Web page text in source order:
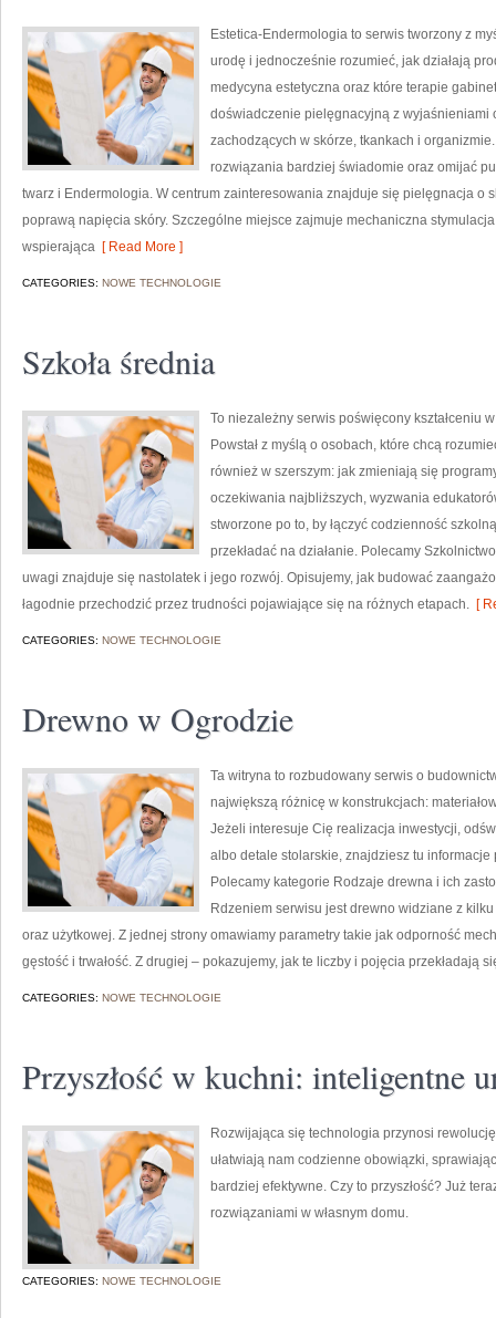
Estetica-Endermologia to serwis tworzony z
urodę i jednocześnie rozumieć, jak działają
medycyna estetyczna oraz które terapie
doświadczenie pielęgnacyjną z wyjaśnieniami
zachodzących w skórze, tkankach i
rozwiązania bardziej świadomie oraz omijać
twarz i Endermologia. W centrum zainteresowania znajduje się pielęgnacja o
poprawą napięcia skóry. Szczególne miejsce zajmuje mechaniczna
wspierająca [ Read More ]
CATEGORIES: NOWE TECHNOLOGIE
Szkoła średnia
To niezależny serwis poświęcony kształceniu
Powstał z myślą o osobach, które chcą
również w szerszym: jak zmieniają się
oczekiwania najbliższych, wyzwania
stworzone po to, by łączyć codzienność
przekładać na działanie. Polecamy
uwagi znajduje się nastolatek i jego rozwój. Opisujemy, jak budować
łagodnie przechodzić przez trudności pojawiające się na różnych etapach. [
CATEGORIES: NOWE TECHNOLOGIE
Drewno w Ogrodzie
Ta witryna to rozbudowany serwis o
największą różnicę w konstrukcjach:
Jeżeli interesuje Cię realizacja inwestycji,
albo detale stolarskie, znajdziesz tu
Polecamy kategorie Rodzaje drewna i ich
Rdzeniem serwisu jest drewno widziane z
oraz użytkowej. Z jednej strony omawiamy parametry takie jak odporność
gęstość i trwałość. Z drugiej – pokazujemy, jak te liczby i pojęcia przekładają
CATEGORIES: NOWE TECHNOLOGIE
Przyszłość w kuchni: inteligentne
Rozwijająca się technologia przynosi
ułatwiają nam codzienne obowiązki,
bardziej efektywne. Czy to przyszłość? Już
rozwiązaniami w własnym domu.
CATEGORIES: NOWE TECHNOLOGIE